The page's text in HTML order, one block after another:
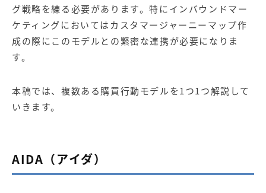
広告プロモーションの製品
【クリニック向け】新規集患
Web広告サービス
【歯科業界向け】新規集患
【塾・個別塾業界向け】新規
集客Web広告パッケージ
サイトアクセス増加パッケー
ジ
Web制作の製品
グ戦略を練る必要があります。特にインバウンドマー
ケティングにおいてはカスタマージャーニーマップ作
成の際にこのモデルとの緊密な連携が必要になりま
す。
本稿では、複数ある購買行動モデルを1つ1つ解説して
いきます。
AIDA（アイダ）